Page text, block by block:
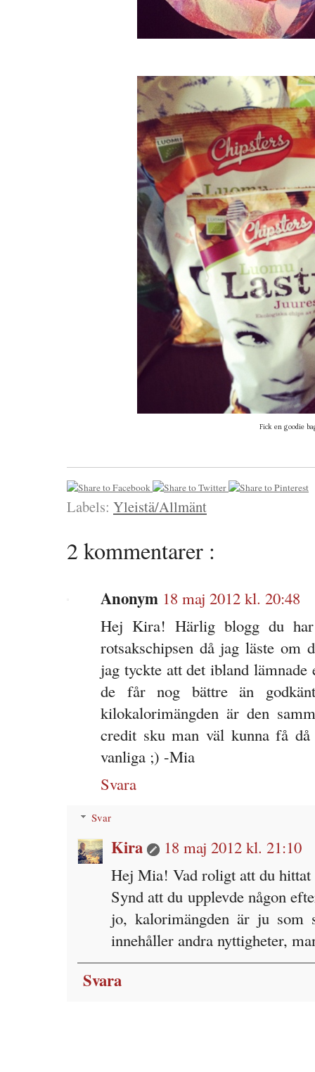
Fick en goodie
Labels: Yleistä/Allmänt
2 kommentarer :
Anonym 18 maj 2012 kl. 20:48
Hej Kira! Härlig blogg du
rotsakschipsen då jag läste om
jag tyckte att det ibland
de får nog bättre än
kilokalorimängden är den
credit sku man väl kunna få
vanliga ;) -Mia
Svara
Svar
Kira
18 maj 2012 kl. 21:10
Hej Mia! Vad roligt att du
Synd att du upplevde någon
jo, kalorimängden är ju som
innehåller andra nyttigheter,
Svara